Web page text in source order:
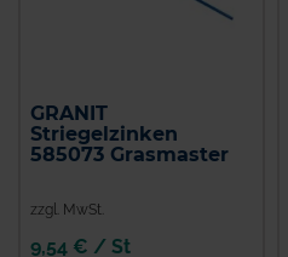
GRANIT
Striegelzinken
585073 Grasmaster
zzgl. MwSt.
9,54 € / St